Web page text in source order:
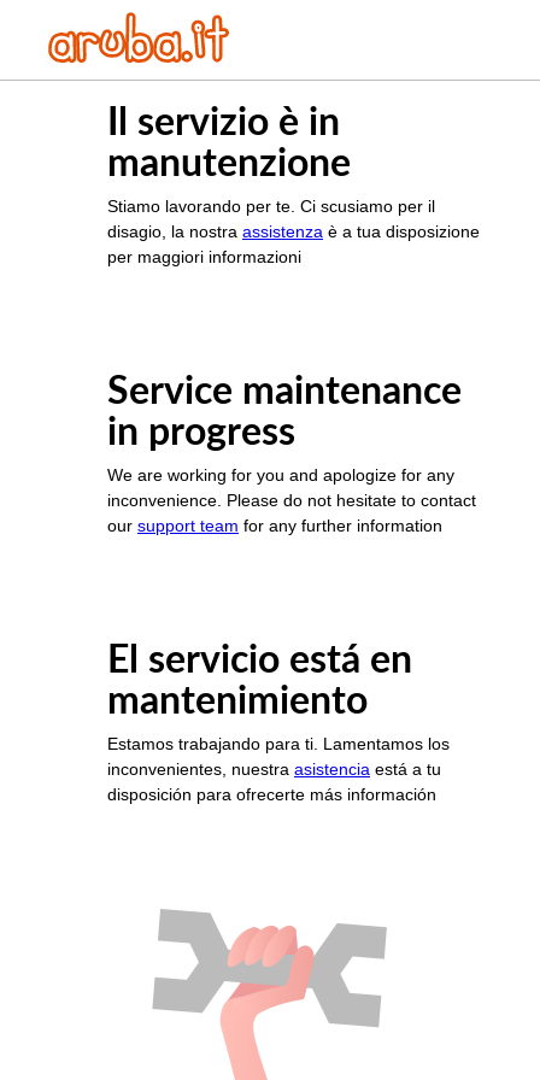
Il servizio è in
manutenzione
Stiamo lavorando per te. Ci scusiamo per il
disagio, la nostra assistenza è a tua disposizione
per maggiori informazioni
Service maintenance
in progress
We are working for you and apologize for any
inconvenience. Please do not hesitate to contact
our support team for any further information
El servicio está en
mantenimiento
Estamos trabajando para ti. Lamentamos los
inconvenientes, nuestra asistencia está a tu
disposición para ofrecerte más información